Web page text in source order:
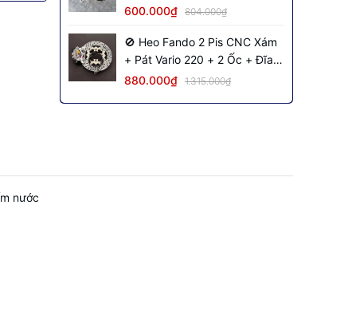
Đen + 2 Ốc Salaya
600.000₫ 804.000₫
🚫 Heo Fando 2 Pis CNC Xám
+ Pát Vario 220 + 2 Ốc + Đĩa
NVM S2 + Dây Dầu Đen Inox
880.000₫ 1.315.000₫
nước